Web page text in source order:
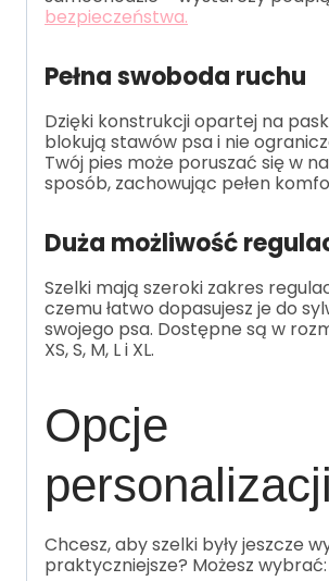
bezpieczeństwa.
Pełna swoboda ruchu
Dzięki konstrukcji opartej na
blokują stawów psa i nie
Twój pies może poruszać się w
sposób, zachowując pełen
Duża możliwość
Szelki mają szeroki zakres
czemu łatwo dopasujesz je do
swojego psa. Dostępne są w
XS, S, M, L i XL.
Opcje
personalizacji
Chcesz, aby szelki były jeszcze
praktyczniejsze? Możesz wybrać: